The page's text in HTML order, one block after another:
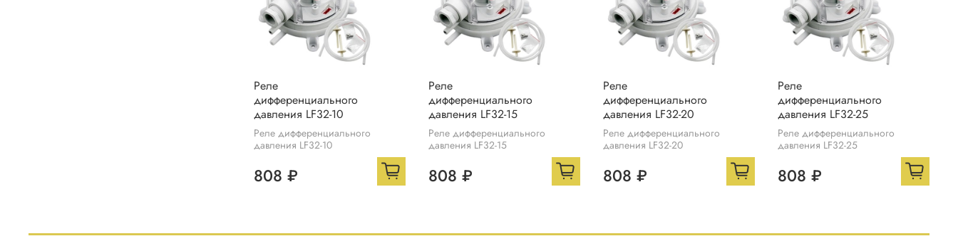
Реле
дифференциального
давления LF32-10
Реле дифференциального
давления LF32-10
808 ₽
Реле
дифференциального
давления LF32-15
Реле дифференциального
давления LF32-15
808 ₽
Реле
дифференциального
давления LF32-20
Реле дифференциального
давления LF32-20
808 ₽
Реле
дифференциального
давления LF32-25
Реле дифференциального
давления LF32-25
808 ₽